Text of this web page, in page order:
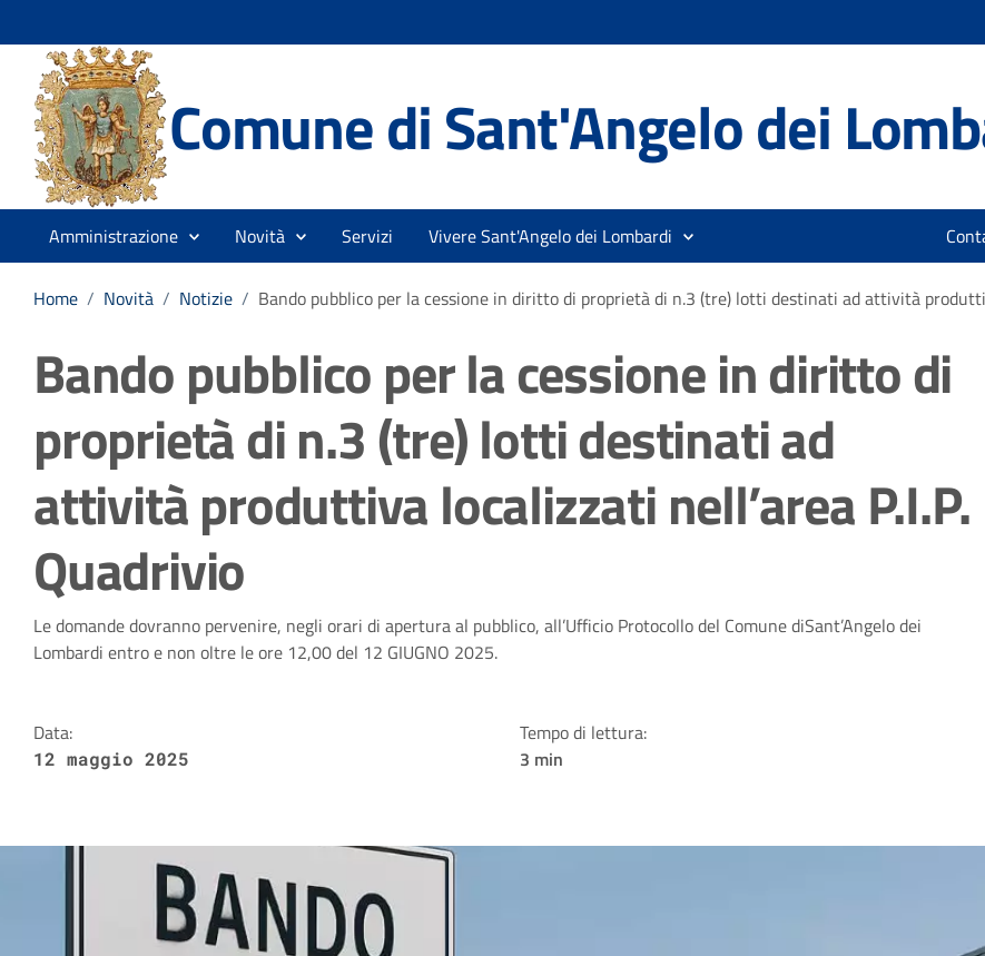
Comune di Sant'Angelo dei
Amministrazione Novità Servizi Vivere Sant'Angelo dei Lombardi
Home / Novità / Notizie / Bando pubblico per la cessione in diritto di proprietà di n.3 (tre) lotti destinati ad attività
Bando pubblico per la cessione in diritto di
proprietà di n.3 (tre) lotti destinati ad
attività produttiva localizzati nell’area P.I.P.
Quadrivio
Dettagli della notizia
Le domande dovranno pervenire, negli orari di apertura al pubblico, all’Ufficio Protocollo del Comune diSant’Angelo dei
Lombardi entro e non oltre le ore 12,00 del 12 GIUGNO 2025.
Data:
12 maggio 2025
Tempo di lettura:
3 min